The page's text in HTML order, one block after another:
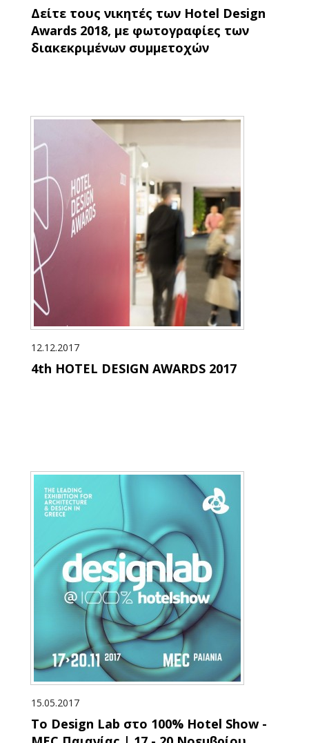
Δείτε τους νικητές των Hotel Design
Awards 2018, με φωτογραφίες των
διακεκριμένων συμμετοχών
12.12.2017
4th HOTEL DESIGN AWARDS 2017
15.05.2017
Το Design Lab στο 100% Hotel Show -